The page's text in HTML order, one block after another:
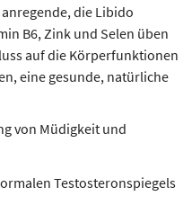
die Libido
B6, Zink und Selen üben
auf die Körperfunktionen
eine gesunde, natürliche
von Müdigkeit und
Testosteronspiegels